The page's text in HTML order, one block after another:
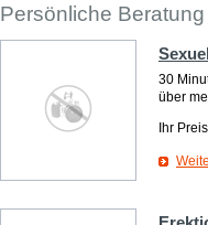
Persönliche Beratung
30
über
Ihr